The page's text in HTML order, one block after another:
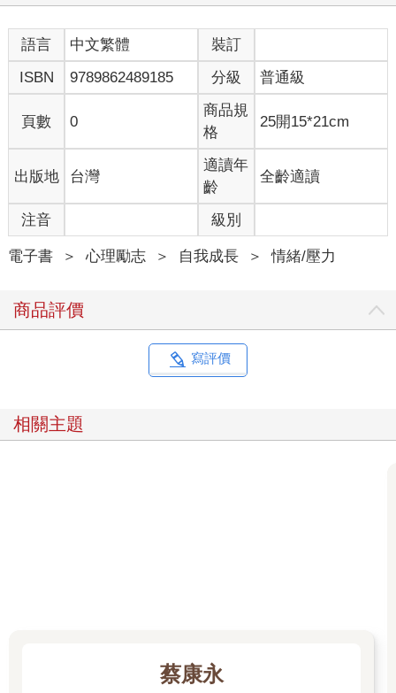
語言 中文繁體
裝訂
ISBN
9789862489185 分級 普通級
頁數 0
商品規
格
25開15*21cm
出版地 台灣
適讀年
齡
全齡適讀
注音 級別
電子書 ＞ 心理勵志 ＞ 自我成長 ＞ 情緒/壓力
商品評價
寫評價
相關主題
蔡康永